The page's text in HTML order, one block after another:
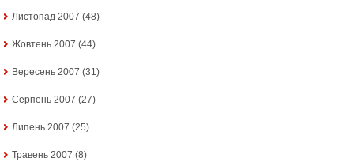
Листопад 2007 (48)
Жовтень 2007 (44)
Вересень 2007 (31)
Серпень 2007 (27)
Липень 2007 (25)
Травень 2007 (8)